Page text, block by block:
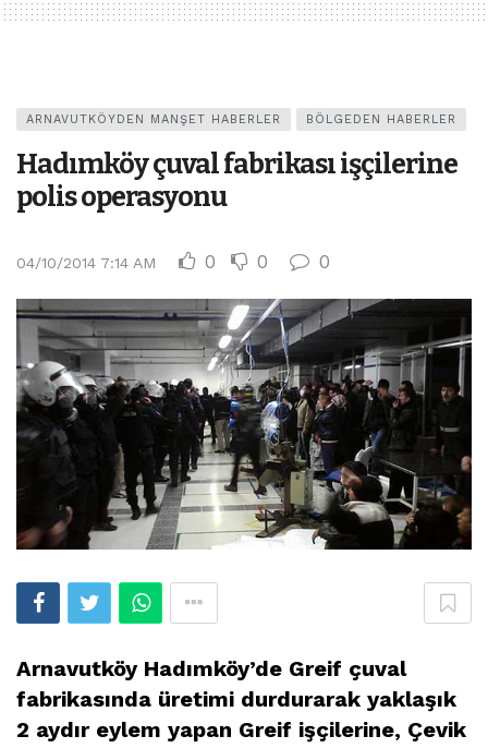
ARNAVUTKÖYDEN MANŞET HABERLER BÖLGEDEN HABERLER
Hadımköy çuval fabrikası işçilerine
polis operasyonu
04/10/2014 7:14 AM 0 0 0
Arnavutköy Hadımköy’de Greif çuval
fabrikasında üretimi durdurarak yaklaşık
2 aydır eylem yapan Greif işçilerine, Çevik